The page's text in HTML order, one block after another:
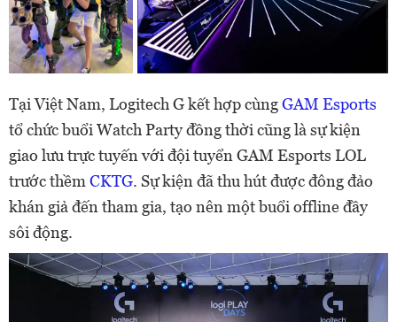
Tại Việt Nam, Logitech G kết hợp cùngGAM Esports
tổ chức buổi Watch Party đồng thời cũng là sự kiện
giao lưu trực tuyến với đội tuyển GAM Esports LOL
trước thềmCKTG. Sự kiện đã thu hút được đông đảo
khán giả đến tham gia, tạo nên một buổi offline đầy
sôi động.